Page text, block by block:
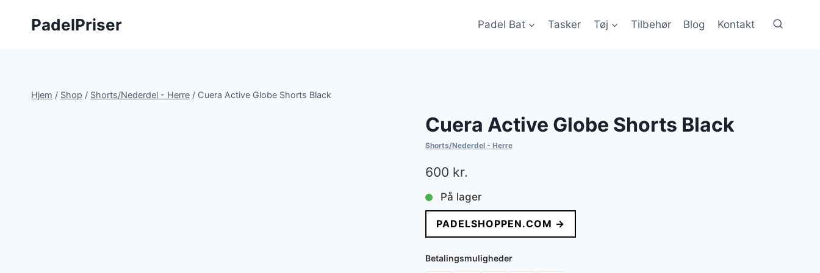
PadelPriser Padel Bat Tasker Tøj Tilbehør Blog Kontakt
Hjem / Shop / Shorts/Nederdel - Herre / Cuera Active Globe Shorts Black
Cuera Active Globe Shorts Black
Shorts/Nederdel - Herre
600 kr.
På lager
PADELSHOPPEN.COM →
Betalingsmuligheder